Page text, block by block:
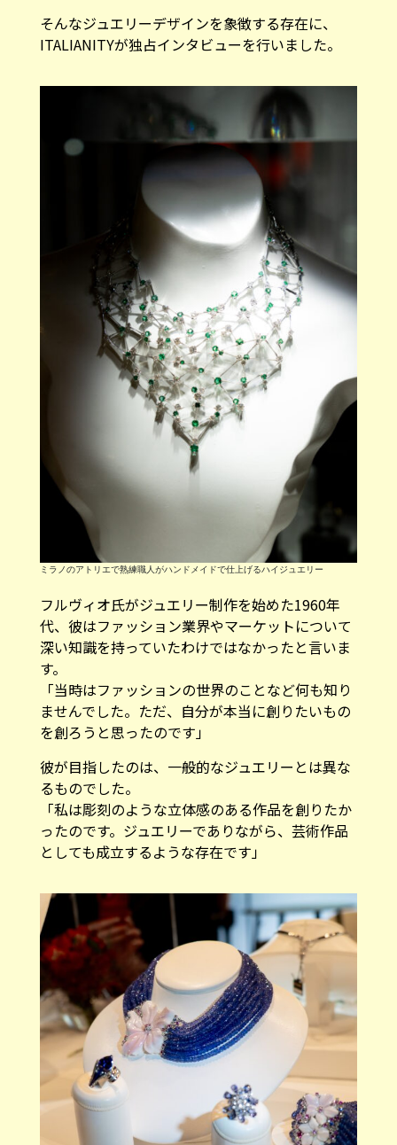
そんなジュエリーデザインを象徴する存在に、
ITALIANITYが独占インタビューを行いました。
ミラノのアトリエで熟練職人がハンドメイドで仕上げるハイジュエリー
フルヴィオ氏がジュエリー制作を始めた1960年
代、彼はファッション業界やマーケットについて
深い知識を持っていたわけではなかったと言いま
す。
「当時はファッションの世界のことなど何も知り
ませんでした。ただ、自分が本当に創りたいもの
を創ろうと思ったのです」
彼が目指したのは、一般的なジュエリーとは異な
るものでした。
「私は彫刻のような立体感のある作品を創りたか
ったのです。ジュエリーでありながら、芸術作品
としても成立するような存在です」